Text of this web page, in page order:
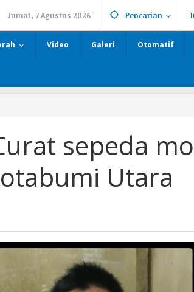
Jumat, 7 Agustus 2026 Pencarian
Video Galeri Otomatif
sepeda
Utara